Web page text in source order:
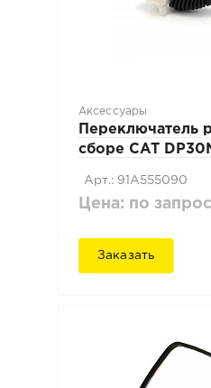
Аксессуары
Переключатель
сборе CAT
Арт.: 91A555090
Цена: по
Заказать